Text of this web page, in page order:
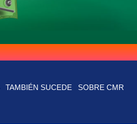
TAMBIÉN SUCEDE SOBRE CMR